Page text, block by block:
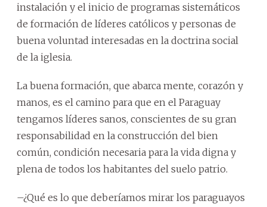
instalación y el inicio de programas sistemáticos
de formación de líderes católicos y personas de
buena voluntad interesadas en la doctrina social
de la iglesia.
La buena formación, que abarca mente, corazón y
manos, es el camino para que en el Paraguay
tengamos líderes sanos, conscientes de su gran
responsabilidad en la construcción del bien
común, condición necesaria para la vida digna y
plena de todos los habitantes del suelo patrio.
–¿Qué es lo que deberíamos mirar los paraguayos